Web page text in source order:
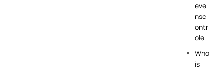
eve
nsc
ontr
ole
Who
is